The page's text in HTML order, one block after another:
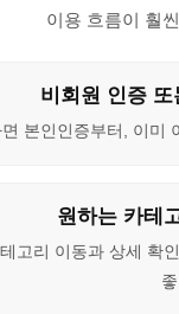
이용 흐름이 훨
비회원 인증
본인인증부터, 이미
원하는 카테
고리 이동과 상세 확